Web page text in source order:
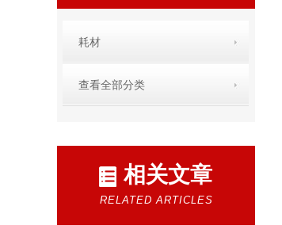
耗材
查看全部分类
相关文章
RELATED ARTICLES